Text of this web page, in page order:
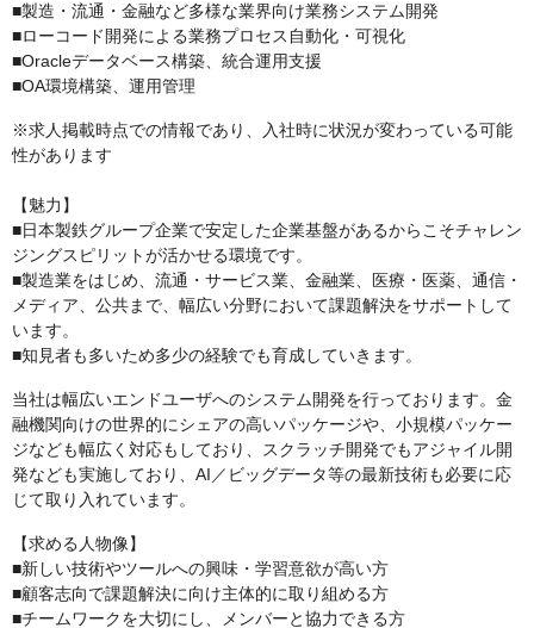
■製造・流通・金融など多様な業界向け業務システム開発
■ローコード開発による業務プロセス自動化・可視化
■Oracleデータベース構築、統合運用支援
■OA環境構築、運用管理
※求人掲載時点での情報であり、入社時に状況が変わっている可能
性があります
【魅力】
■日本製鉄グループ企業で安定した企業基盤があるからこそチャレン
ジングスピリットが活かせる環境です。
■製造業をはじめ、流通・サービス業、金融業、医療・医薬、通信・
メディア、公共まで、幅広い分野において課題解決をサポートして
います。
■知見者も多いため多少の経験でも育成していきます。
当社は幅広いエンドユーザへのシステム開発を行っております。金
融機関向けの世界的にシェアの高いパッケージや、小規模パッケー
ジなども幅広く対応もしており、スクラッチ開発でもアジャイル開
発なども実施しており、AI／ビッグデータ等の最新技術も必要に応
じて取り入れています。
【求める人物像】
■新しい技術やツールへの興味・学習意欲が高い方
■顧客志向で課題解決に向け主体的に取り組める方
■チームワークを大切にし、メンバーと協力できる方